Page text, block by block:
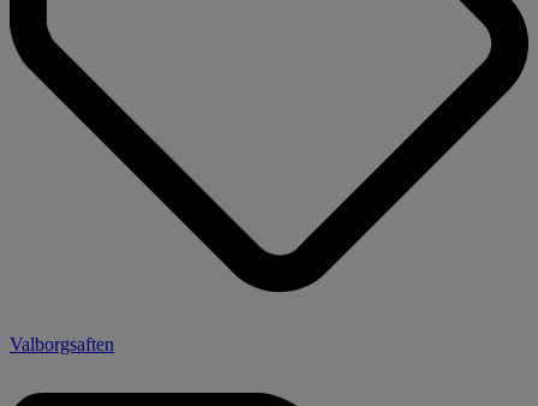
Valborgsaften